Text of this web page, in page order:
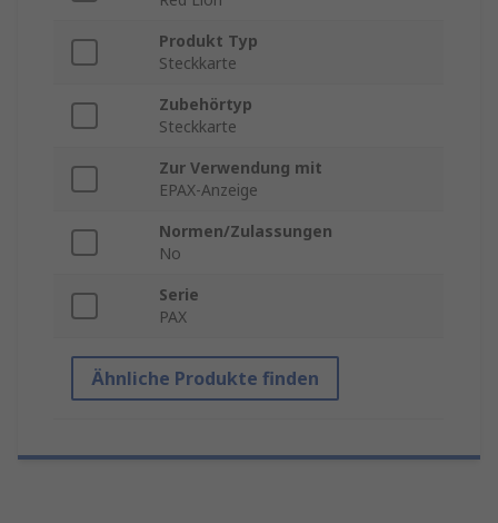
Produkt Typ
Steckkarte
Zubehörtyp
Steckkarte
Zur Verwendung mit
EPAX-Anzeige
Normen/Zulassungen
No
Serie
PAX
Ähnliche Produkte finden